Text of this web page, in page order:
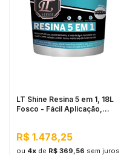
LT Shine Resina 5 em 1, 18L
Fosco - Fácil Aplicação,
R$ 1.478,25
ou 4xde R$ 369,56 sem juros